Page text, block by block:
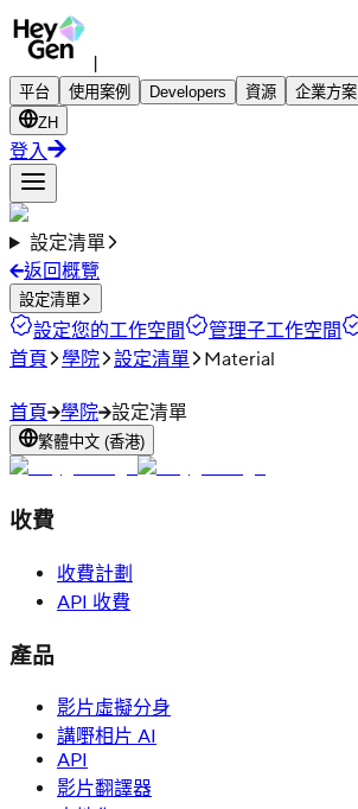
|
平台 使用案例 Developers 資源 企業方案
ZH
登入
設定清單
返回概覽
設定清單
設定您的工作空間 管理子工作空間
首頁
學院 設定清單 Material
首頁 學院 設定清單
繁體中文 (香港)
收費
收費計劃
API 收費
產品
影片虛擬分身
講嘢相片 AI
API
影片翻譯器